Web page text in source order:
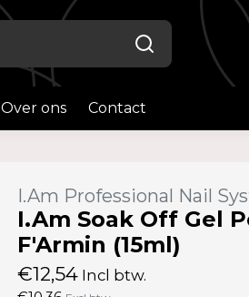
Over ons Contact
I.Am Professional Nail
I.Am Soak Off Gel
F'Armin (15ml)
€12,54 Incl btw.